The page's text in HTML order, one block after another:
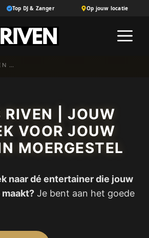
Top DJ & Zanger Op jouw locatie
CHRIS RIVEN | JOUW MUZIEK VOOR JOUW FEEST IN MOERGESTEL
RIVEN | JOUW
VOOR JOUW
MOERGESTEL
naar dé entertainer die jouw
Je bent aan het goede